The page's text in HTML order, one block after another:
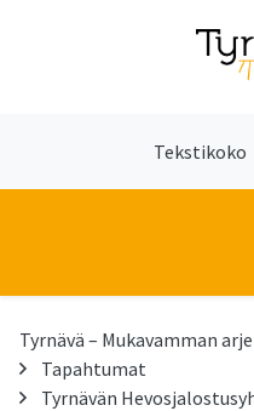
Tekstikoko
Tyrnävä – Mukavamman
Tapahtumat
Tyrnävän